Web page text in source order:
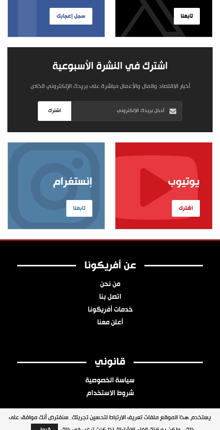
سجل إعجابك تابعنا
اشترك في النشرة الأسبوعية
أخبار الاقتصاد والمال والأعمال مباشرة على بريدك الإلكتروني الخاص
اشترك
إنستغرام
تابعنا
يوتيوب
اشترك
عن أفريكونا
من نحن
اتصل بنا
خدمات أفريكونا
أعلن معنا
قانوني
سياسة الخصوصية
شروط الاستخدام
يستخدم هذا الموقع ملفات تعريف الارتباط لتحسين تجربتك. سنفترض أنك موافق على